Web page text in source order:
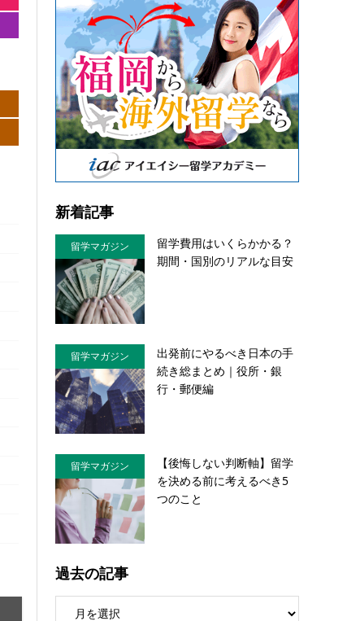
新着記事
留学マガジン
留学費用はいくらかかる？
期間・国別のリアルな目安
留学マガジン
出発前にやるべき日本の手
続き総まとめ｜役所・銀
行・郵便編
留学マガジン
【後悔しない判断軸】留学
を決める前に考えるべき5
つのこと
過去の記事